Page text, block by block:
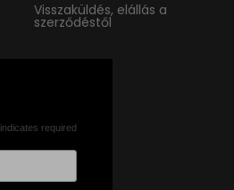
Visszaküldés, elállás a
szerződéstől
indicates required